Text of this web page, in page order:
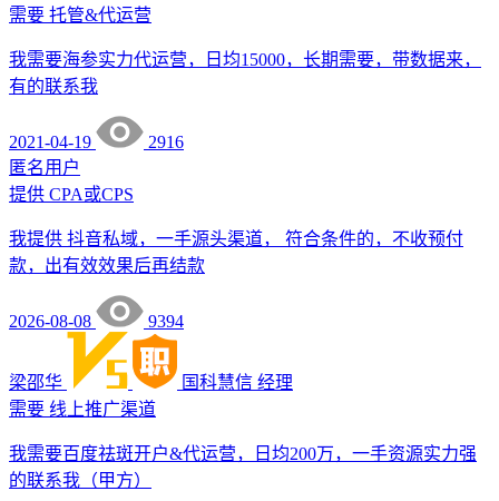
需要 托管&代运营
我需要海参实力代运营，日均15000，长期需要，带数据来，
有的联系我
2021-04-19
2916
匿名用户
提供 CPA或CPS
我提供 抖音私域，一手源头渠道， 符合条件的，不收预付
款，出有效效果后再结款
2026-08-08 9394
梁邵华 国科慧信 经理
需要 线上推广渠道
我需要百度祛斑开户&代运营，日均200万，一手资源实力强
的联系我（甲方）